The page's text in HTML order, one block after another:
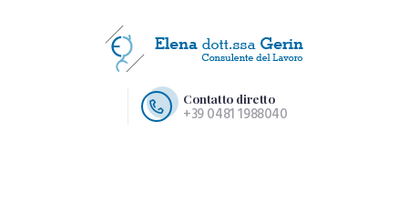
Contatto diretto
+39 0481 1988040
HOME PAGE